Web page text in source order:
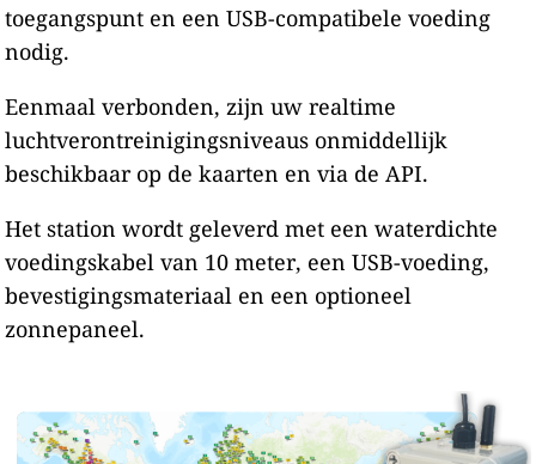
toegangspunt en een USB-compatibele voeding
nodig.
Eenmaal verbonden, zijn uw realtime
luchtverontreinigingsniveaus onmiddellijk
beschikbaar op de kaarten en via de API.
Het station wordt geleverd met een waterdichte
voedingskabel van 10 meter, een USB-voeding,
bevestigingsmateriaal en een optioneel
zonnepaneel.